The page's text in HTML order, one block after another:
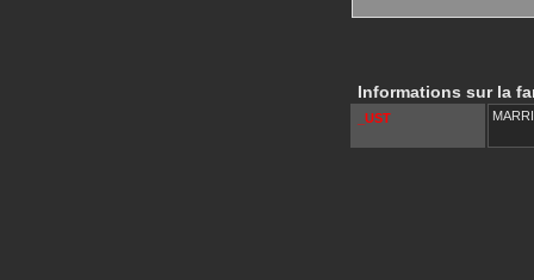
Informations sur la
_UST